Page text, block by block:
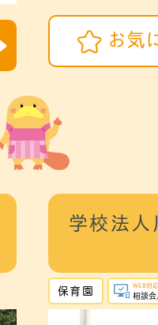
お気
学校法
保育園 WEB対応
相談